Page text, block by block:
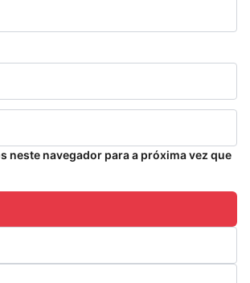
neste navegador para a próxima vez que